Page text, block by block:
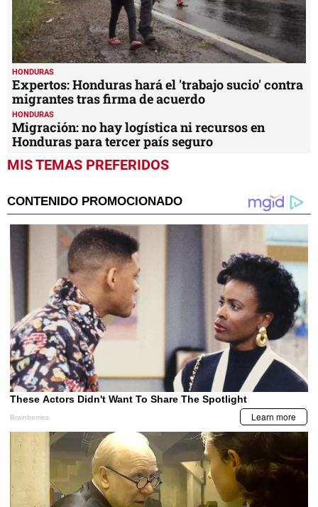
HONDURAS
Expertos: Honduras hará el 'trabajo sucio' contra
migrantes tras firma de acuerdo
HONDURAS
Migración: no hay logística ni recursos en
Honduras para tercer país seguro
MIS TEMAS PREFERIDOS